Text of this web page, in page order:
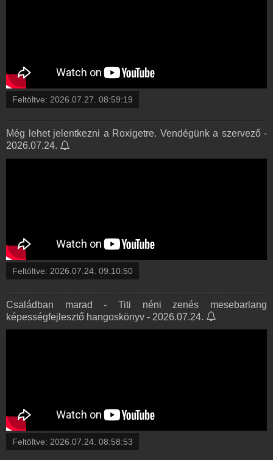
Feltöltve: 2026.07.27. 08:59:19
Még lehet jelentkezni a Roxigetre. Vendégünk a szervező -
2026.07.24.
Feltöltve: 2026.07.24. 09:10:50
Családban marad - Titi néni zenés mesebarlang
képességfejlesztő hangoskönyv - 2026.07.24.
Feltöltve: 2026.07.24. 08:58:53